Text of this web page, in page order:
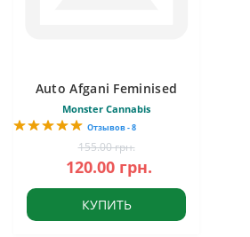
Auto Afgani Feminised
Monster Cannabis
Отзывов - 8
155.00 грн.
120.00 грн.
КУПИТЬ